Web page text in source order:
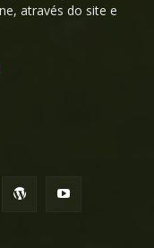
através do site e